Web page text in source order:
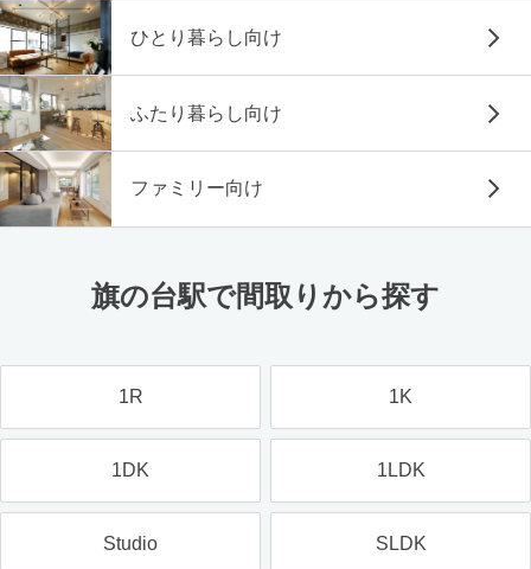
ひとり暮らし向け
ふたり暮らし向け
ファミリー向け
旗の台駅で間取りから探す
1R 1K
1DK 1LDK
Studio SLDK